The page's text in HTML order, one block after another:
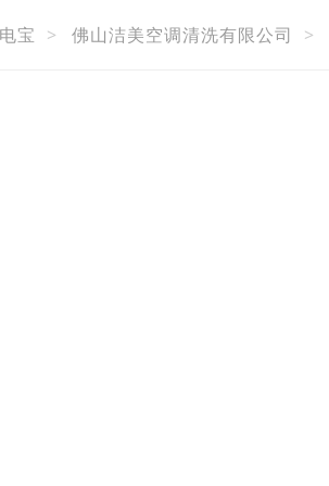
宝 > 佛山洁美空调清洗有限公司 >